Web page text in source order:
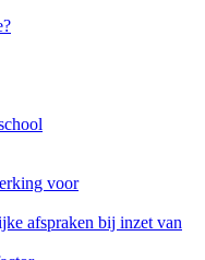
voor
afspraken bij inzet van